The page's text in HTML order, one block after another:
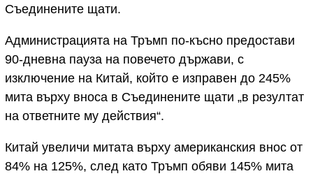
Съединените щати.
Администрацията на Тръмп по-късно предостави
90-дневна пауза на повечето държави, с
изключение на Китай, който е изправен до 245%
мита върху вноса в Съединените щати „в резултат
на ответните му действия“.
Китай увеличи митата върху американския внос от
84% на 125%, след като Тръмп обяви 145% мита